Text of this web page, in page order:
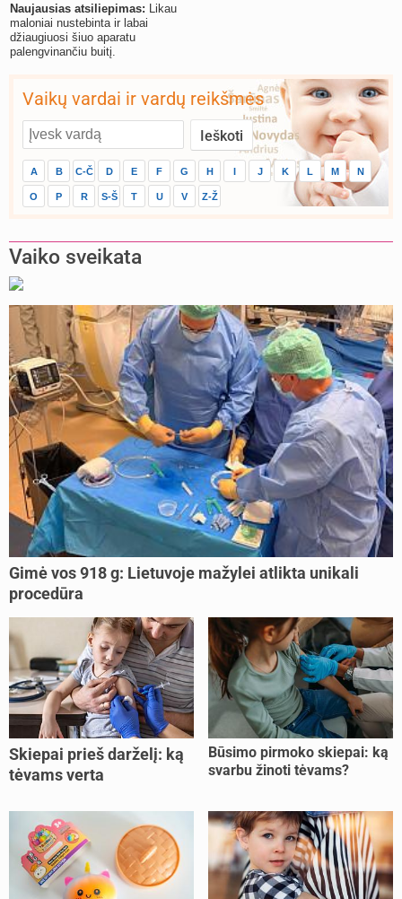
Naujausias atsiliepimas: Likau
maloniai nustebinta ir labai
džiaugiuosi šiuo aparatu
palengvinančiu buitį.
Vaikų vardai ir vardų reikšmės
A B C-Č D E F G H I J K L M N
O P R S-Š T U V Z-Ž
Vaiko sveikata
Gimė vos 918 g: Lietuvoje mažylei atlikta unikali
procedūra
Skiepai prieš darželį: ką
tėvams verta
Būsimo pirmoko skiepai: ką
svarbu žinoti tėvams?